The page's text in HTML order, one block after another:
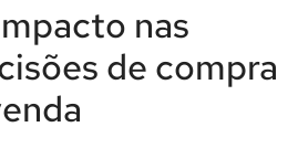
nas
de compra